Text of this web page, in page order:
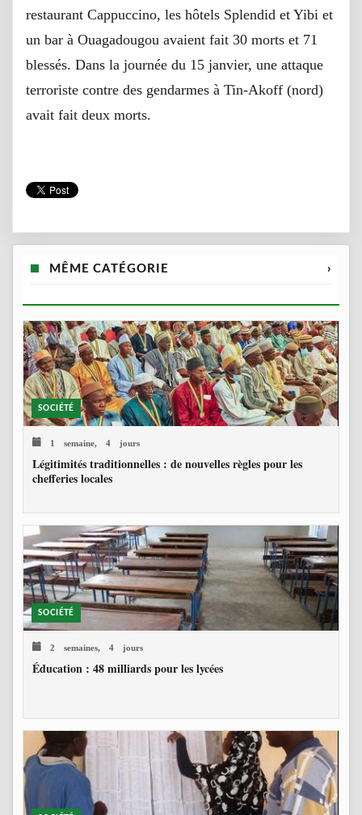
restaurant Cappuccino, les hôtels Splendid et Yibi et
un bar à Ouagadougou avaient fait 30 morts et 71
blessés. Dans la journée du 15 janvier, une attaque
terroriste contre des gendarmes à Tin-Akoff (nord)
avait fait deux morts.
MÊME CATÉGORIE ›
SOCIÉTÉ
1 semaine, 4 jours
Légitimités traditionnelles : de nouvelles règles pour les
chefferies locales
SOCIÉTÉ
2 semaines, 4 jours
Éducation : 48 milliards pour les lycées